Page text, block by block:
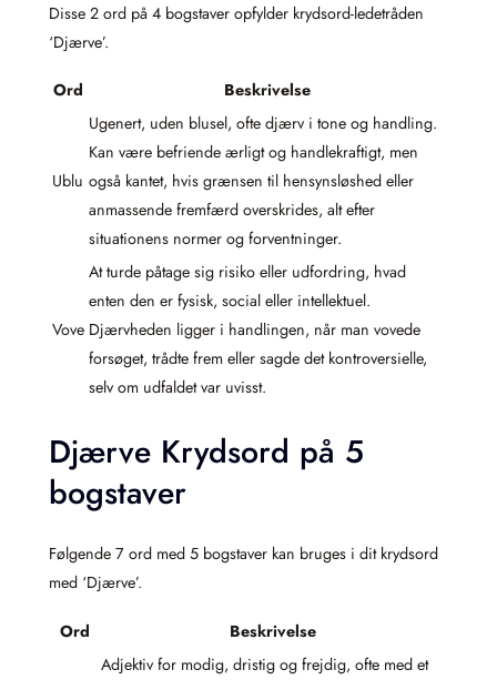
Disse 2 ord på 4 bogstaver opfylder krydsord-ledetråden
‘Djærve’.
Ord Beskrivelse
Ublu
Ugenert, uden blusel, ofte djærv i tone og handling.
Kan være befriende ærligt og handlekraftigt, men
også kantet, hvis grænsen til hensynsløshed eller
anmassende fremfærd overskrides, alt efter
situationens normer og forventninger.
Vove
At turde påtage sig risiko eller udfordring, hvad
enten den er fysisk, social eller intellektuel.
Djærvheden ligger i handlingen, når man vovede
forsøget, trådte frem eller sagde det kontroversielle,
selv om udfaldet var uvisst.
Djærve Krydsord på 5
bogstaver
Følgende 7 ord med 5 bogstaver kan bruges i dit krydsord
med ‘Djærve’.
Ord Beskrivelse
Adjektiv for modig, dristig og frejdig, ofte med et